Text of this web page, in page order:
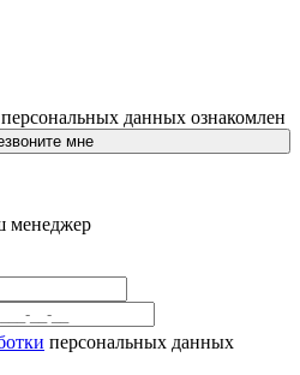
персональных данных ознакомлен
мне
менеджер
персональных данных